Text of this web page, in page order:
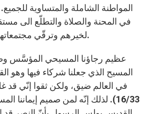
المواطنة الشاملة والمتساوية
في المحنة والصلاة والتطلّع الى
لخيرهم وترقّي مجتمعاتهم وسلام أوطانهم.
المسيح الذي جعلنا شركاء فيها وهو
في العالم ضيق، ولكن ثقوا إنّي قد
16/33). لذلك إنّه لمن صميم إيماننا